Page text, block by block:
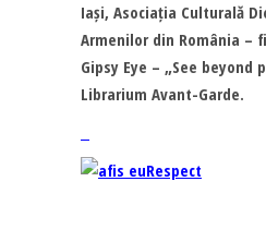
Iași, Asociația Culturală
Armenilor din România –
Gipsy Eye – „See beyond
Librarium Avant-Garde.